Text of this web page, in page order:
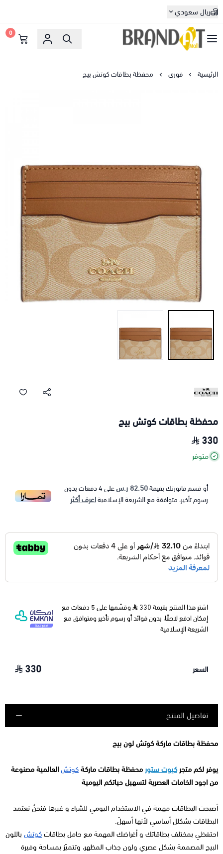
ريال سعودي
براندات مول
0
الرئيسية فوري محفظة بطاقات كوتش بيج
محفظة بطاقات كوتش بيج
330
متوفر
أو قسم فاتورتك بقيمة82.50 ر.س على4دفعات بدون
رسوم تأخير، متوافقة مع الشريعة الإسلاميةاعرف أكثر
اشترِ هذا المنتج بقيمة 330
وقسّمها على 5 دفعات مع
إمكان ادفع لاحقًا، بدون فوائد أو رسوم تأخير ومتوافق مع
الشريعة الإسلامية
السعر 330
تفاصيل المنتج
محفظة بطاقات ماركة كوتش لون بيج
يوفر لكم متجركيوت ستور محفظة بطاقات ماركةكوتشالعالمية مصنوعة
من اجود الخامات العصرية لتسهيل حياتكم اليومية
أصبحت البطاقات مهمة في الاستخدام اليومي للشراء و غيرها فنحنُ نعتمد
البطاقات بشكلل أساسي لأنها أسهلّ.
احتفظي بمختلف بطاقاتك و أغراضك المهمة مع حامل بطاقاتكوتش باللون
البيج المصممة بشكل عصري ولون جذاب المظهر، وتتميّز بمساحة وفيرة